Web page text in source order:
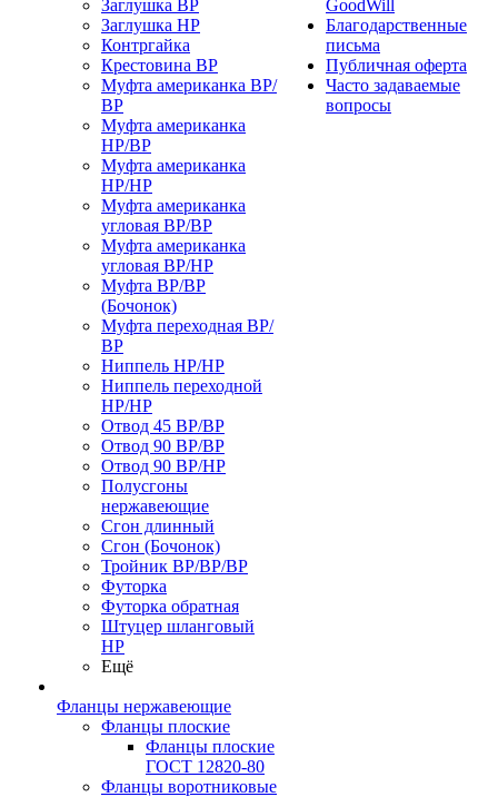
Заглушка ВР
Заглушка НР
Контргайка
Крестовина ВР
Муфта американка ВР/
ВР
Муфта американка
НР/ВР
Муфта американка
НР/НР
Муфта американка
угловая ВР/ВР
Муфта американка
угловая ВР/НР
Муфта ВР/ВР
(Бочонок)
Муфта переходная ВР/
ВР
Ниппель НР/НР
Ниппель переходной
НР/НР
Отвод 45 ВР/ВР
Отвод 90 ВР/ВР
Отвод 90 ВР/НР
Полусгоны
нержавеющие
Сгон длинный
Сгон (Бочонок)
Тройник ВР/ВР/ВР
Футорка
Футорка обратная
Штуцер шланговый
НР
Ещё
Фланцы нержавеющие
Фланцы плоские
Фланцы плоские
ГОСТ 12820-80
Фланцы воротниковые
GoodWill
Благодарственные
письма
Публичная оферта
Часто задаваемые
вопросы